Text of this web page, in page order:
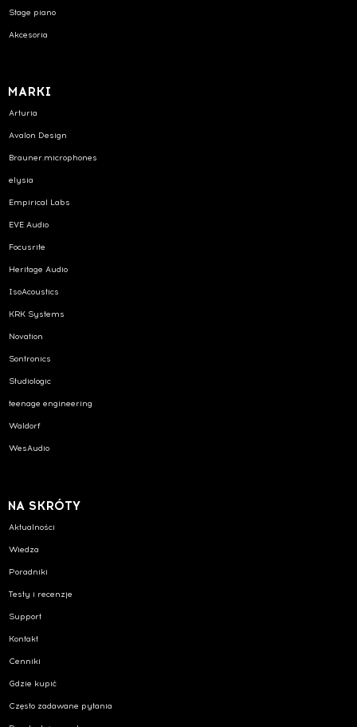
Stage piano
Akcesoria
MARKI
Arturia
Avalon Design
Brauner.microphones
elysia
Empirical Labs
EVE Audio
Focusrite
Heritage Audio
IsoAcoustics
KRK Systems
Novation
Sontronics
Studiologic
teenage engineering
Waldorf
WesAudio
NA SKRÓTY
Aktualności
Wiedza
Poradniki
Testy i recenzje
Support
Kontakt
Cenniki
Gdzie kupić
Często zadawane pytania